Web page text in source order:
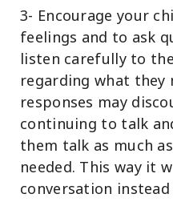
3- Encourage your
feelings and to ask
listen carefully to
regarding what they
responses may
continuing to talk
them talk as much
needed. This way it
conversation